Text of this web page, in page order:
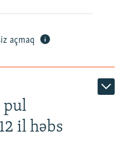
açmaq
pul
il həbs